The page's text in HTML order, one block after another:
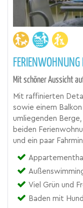
FERIENWOHNUNG
Mit schöner Aussicht
Mit raffinierten
sowie einem
umliegenden
beiden
und ein paar
Viel Grün und
Baden mit